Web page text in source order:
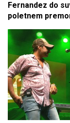
Fernandez do
poletnem